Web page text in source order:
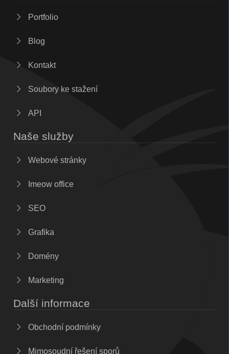
Portfolio
Blog
Kontakt
Soubory ke stažení
API
Naše služby
Webové stránky
Imeow office
SEO
Grafika
Domény
Marketing
Další informace
Obchodní podmínky
Mimosoudní řešení sporů